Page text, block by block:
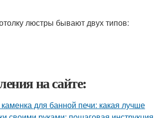
люстры бывают двух типов:
на сайте:
для банной печи: какая лучше